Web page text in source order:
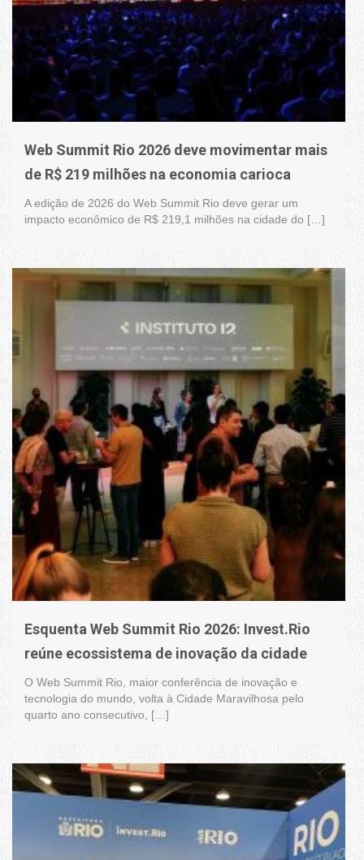
Web Summit Rio 2026 deve movimentar mais
de R$ 219 milhões na economia carioca
A edição de 2026 do Web Summit Rio deve gerar um
impacto econômico de R$ 219,1 milhões na cidade do […]
Esquenta Web Summit Rio 2026: Invest.Rio
reúne ecossistema de inovação da cidade
O Web Summit Rio, maior conferência de inovação e
tecnologia do mundo, volta à Cidade Maravilhosa pelo
quarto ano consecutivo, […]